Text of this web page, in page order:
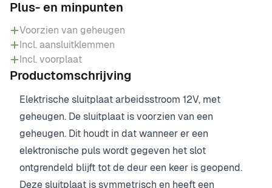
Plus- en minpunten
Voorzien van geheugen
Incl. aansluitklemmen
Incl. voorplaat
Productomschrijving
Elektrische sluitplaat arbeidsstroom 12V, met
geheugen. De sluitplaat is voorzien van een
geheugen. Dit houdt in dat wanneer er een
elektronische puls wordt gegeven het slot
ontgrendeld blijft tot de deur een keer is geopend.
Deze sluitplaat is symmetrisch en heeft een